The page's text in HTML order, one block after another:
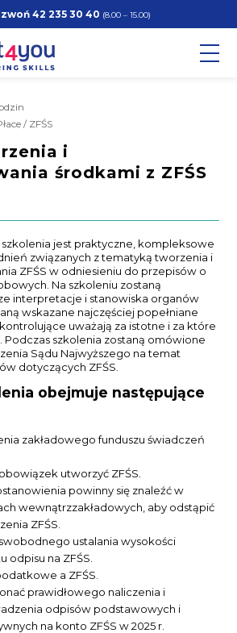
42 235 30 40 (8.00 – 15.00)
/ ZFŚS
i
środkami z ZFŚS
jest praktyczne, kompleksowe
związanych z tematyką tworzenia i
ZFŚS w odniesieniu do przepisów o
Na szkoleniu zostaną
interpretacje i stanowiska organów
wskazane najczęściej popełniane
uważają za istotne i za które
Podczas szkolenia zostaną omówione
Sądu Najwyższego na temat
dotyczących ZFŚS.
obejmuje następujące
zakładowego funduszu świadczeń
utworzyć ZFŚS.
powinny się znaleźć w
wewnątrzzakładowych, aby odstąpić
ZFŚS.
ustalania wysokości
odpisu na ZFŚS.
a ZFŚS.
prawidłowego naliczenia i
odpisów podstawowych i
na konto ZFŚS w 2025 r.